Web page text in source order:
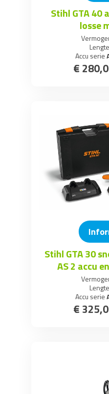
Stihl GTA 40
losse
Lengte
Accu serie
€ 280,
Stihl GTA 30
AS 2 accu
Lengte
Accu serie
€ 325,